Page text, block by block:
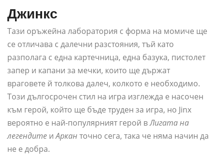
Джинкс
Тази оръжейна лаборатория с форма на момиче ще
се отличава с далечни разстояния, тъй като
разполага с една картечница, една базука, пистолет
запер и капани за мечки, които ще държат
враговете й толкова далеч, колкото е необходимо.
Този дългосрочен стил на игра изглежда е насочен
към герой, който ще бъде труден за игра, но Jinx
вероятно е най-популярният герой вЛигата на
легендите иАркан точно сега, така че няма начин да
не е добра.